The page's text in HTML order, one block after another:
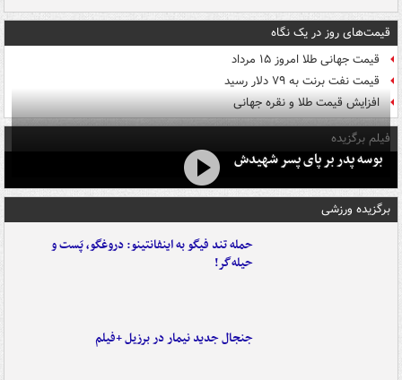
قیمت‌های روز در یک نگاه
قیمت جهانی طلا امروز ۱۵ مرداد
قیمت نفت برنت به ۷۹ دلار رسید
افزایش قیمت طلا و نقره جهانی
فیلم برگزیده
بوسه‌ پدر بر پای پسر شهیدش
برگزیده ورزشی
حمله تند فیگو به اینفانتینو: دروغگو، پَست‌ و
حیله‌گر!
جنجال جدید نیمار در برزیل +فیلم